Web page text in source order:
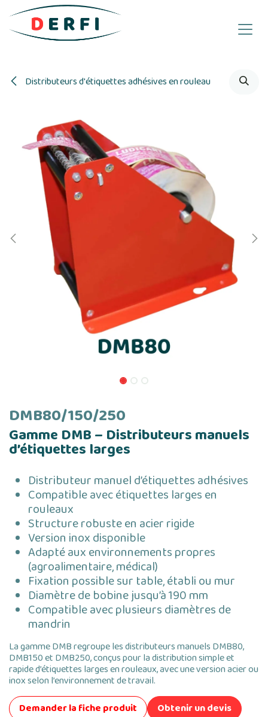
Se rendre au contenu
Distributeurs d'étiquettes adhésives en rouleau
DMB80/150/250
Gamme DMB – Distributeurs manuels
d’étiquettes larges
Distributeur manuel d’étiquettes adhésives
Compatible avec étiquettes larges en
rouleaux
Structure robuste en acier rigide
Version inox disponible
Adapté aux environnements propres
(agroalimentaire, médical)
Fixation possible sur table, établi ou mur
Diamètre de bobine jusqu’à 190 mm
Compatible avec plusieurs diamètres de
mandrin
La gamme DMB regroupe les distributeurs manuels DMB80,
DMB150 et DMB250, conçus pour la distribution simple et
rapide d’étiquettes larges en rouleaux, avec une version acier ou
inox selon l’environnement de travail.
Demander la fiche produit
Obtenir un devis